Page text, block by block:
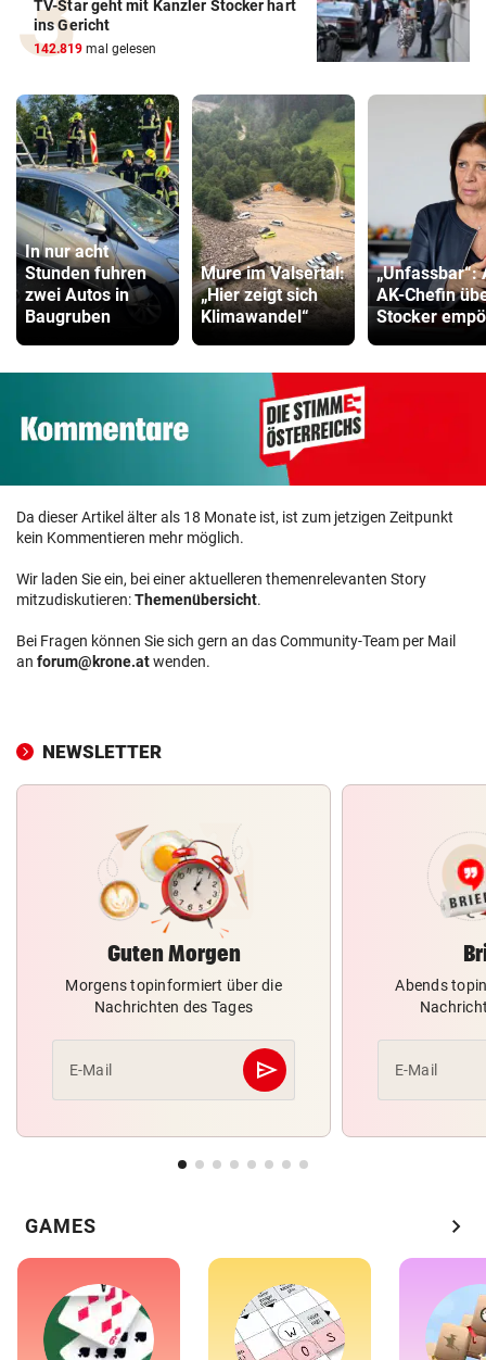
TV-Star geht mit Kanzler Stocker hart
ins Gericht
142.819 mal gelesen
In nur acht
Stunden fuhren
zwei Autos in
Baugruben
Mure im Valsertal:
„Hier zeigt sich
Klimawandel“
„Unfassbar“:
AK-Chefin
Stocker
Da dieser Artikel älter als 18 Monate ist, ist zum jetzigen Zeitpunkt
kein Kommentieren mehr möglich.
Wir laden Sie ein, bei einer aktuelleren themenrelevanten Story
mitzudiskutieren:Themenübersicht.
Bei Fragen können Sie sich gern an das Community-Team per Mail
an forum@krone.atwenden.
NEWSLETTER
Guten Morgen
Morgens topinformiert über die
Nachrichten des Tages
E-Mail send
Abschicken
Abends
E-Mail
GAMES chevron_right